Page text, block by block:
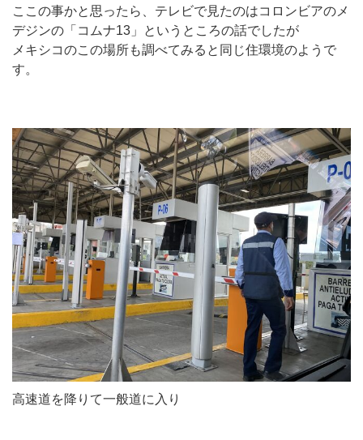
ここの事かと思ったら、テレビで見たのはコロンビアのメ
デジンの「コムナ13」というところの話でしたが
メキシコのこの場所も調べてみると同じ住環境のようで
す。
高速道を降りて一般道に入り